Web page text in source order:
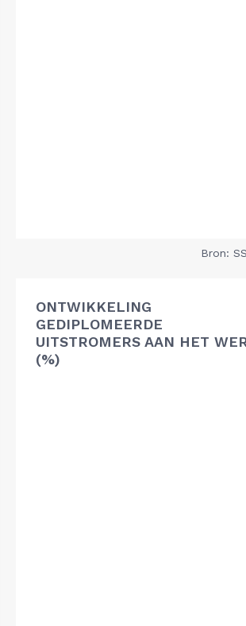
Bron:
ONTWIKKELING
GEDIPLOMEERDE
UITSTROMERS AAN HET
(%)